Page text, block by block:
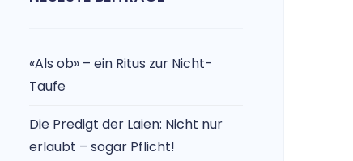
«Als ob» – ein Ritus zur Nicht-
Taufe
Die Predigt der Laien: Nicht nur
erlaubt – sogar Pflicht!